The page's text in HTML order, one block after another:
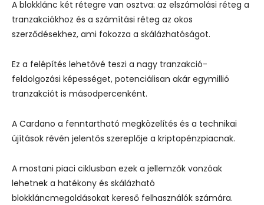
A blokklánc két rétegre van osztva: az elszámolási réteg a
tranzakciókhoz és a számítási réteg az okos
szerződésekhez, ami fokozza a skálázhatóságot.
Ez a felépítés lehetővé teszi a nagy tranzakció-
feldolgozási képességet, potenciálisan akár egymillió
tranzakciót is másodpercenként.
A Cardano a fenntartható megközelítés és a technikai
újítások révén jelentős szereplője a kriptopénzpiacnak.
A mostani piaci ciklusban ezek a jellemzők vonzóak
lehetnek a hatékony és skálázható
blokkláncmegoldásokat kereső felhasználók számára.